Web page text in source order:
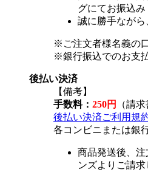
グにてお振込み
誠に勝手ながら
※ご注文者様名義の
※銀行振込でのお支
後払い決済
【備考】
手数料： 250円
（請
後払い決済ご利用規
各コンビニまたは銀
商品発送後、
ンズよりご請